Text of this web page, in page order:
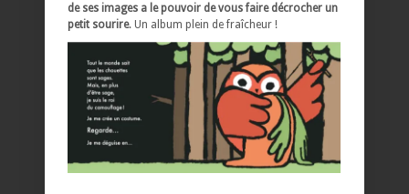
de ses images a le pouvoir de vous faire décrocher un
petit sourire. Un album plein de fraîcheur !